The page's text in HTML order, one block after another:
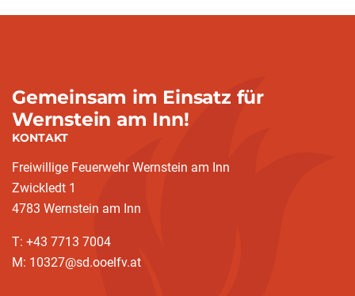
Gemeinsam im Einsatz für
Wernstein am Inn!
KONTAKT
Freiwillige Feuerwehr Wernstein am Inn
Zwickledt 1
4783 Wernstein am Inn
T: +43 7713 7004
M: 10327@sd.ooelfv.at